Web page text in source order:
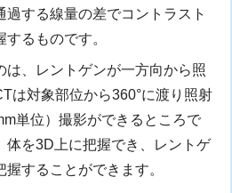
過する線量の差でコントラスト
るものです。
、レントゲンが一方向から照
は対象部位から360°に渡り照射
単位）撮影ができるところで
体を3D上に把握でき、レントゲ
することができます。